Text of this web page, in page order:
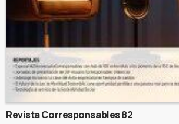
Revista Corresponsables 82